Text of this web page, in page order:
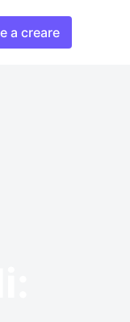
a creare